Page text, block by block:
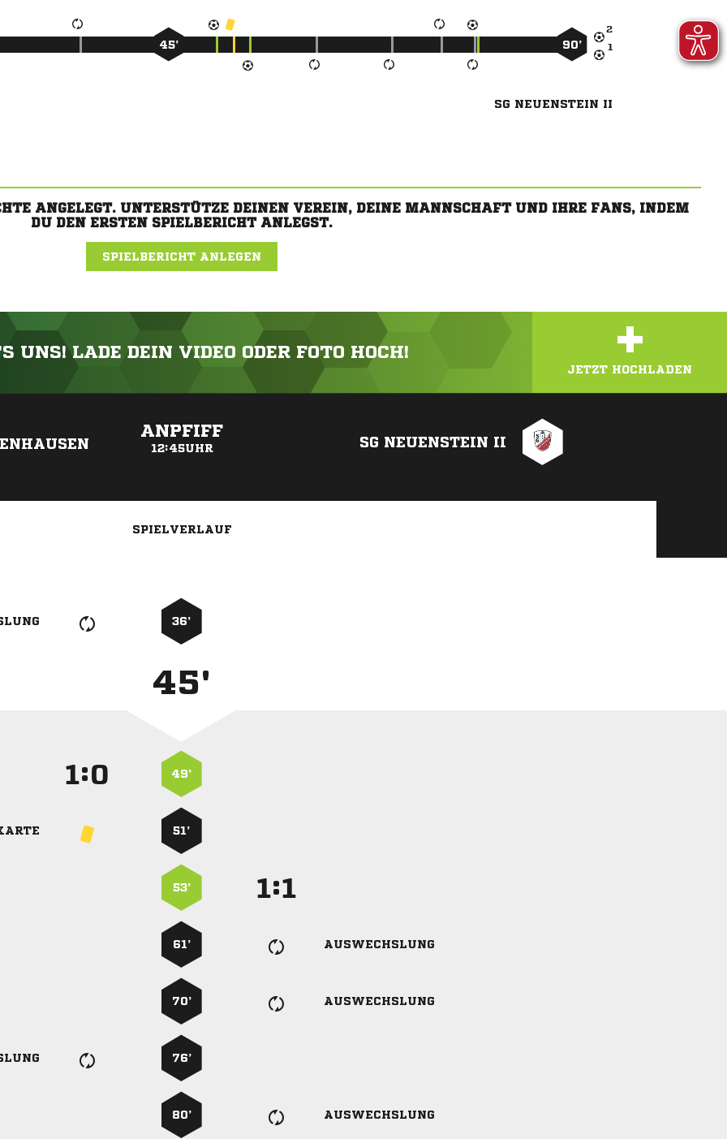


45’ 90’
SG NEUENSTEIN II
ANGELEGT. UNTERSTÜTZE DEINEN VEREIN, DEINE MANNSCHAFT UND IHRE FANS, INDEM
DU DEN ERSTEN SPIELBERICHT ANLEGST.
SPIELBERICHT ANLEGEN
UNS! LADE DEIN VIDEO ODER FOTO HOCH! +
JETZT HOCHLADEN
ANPFIFF
12:45UHR SG NEUENSTEIN II
SPIELVERLAUF
36’
45'
: 49’
51’
53’ :
61’ AUSWECHSLUNG
70’ AUSWECHSLUNG
76’
80’ AUSWECHSLUNG